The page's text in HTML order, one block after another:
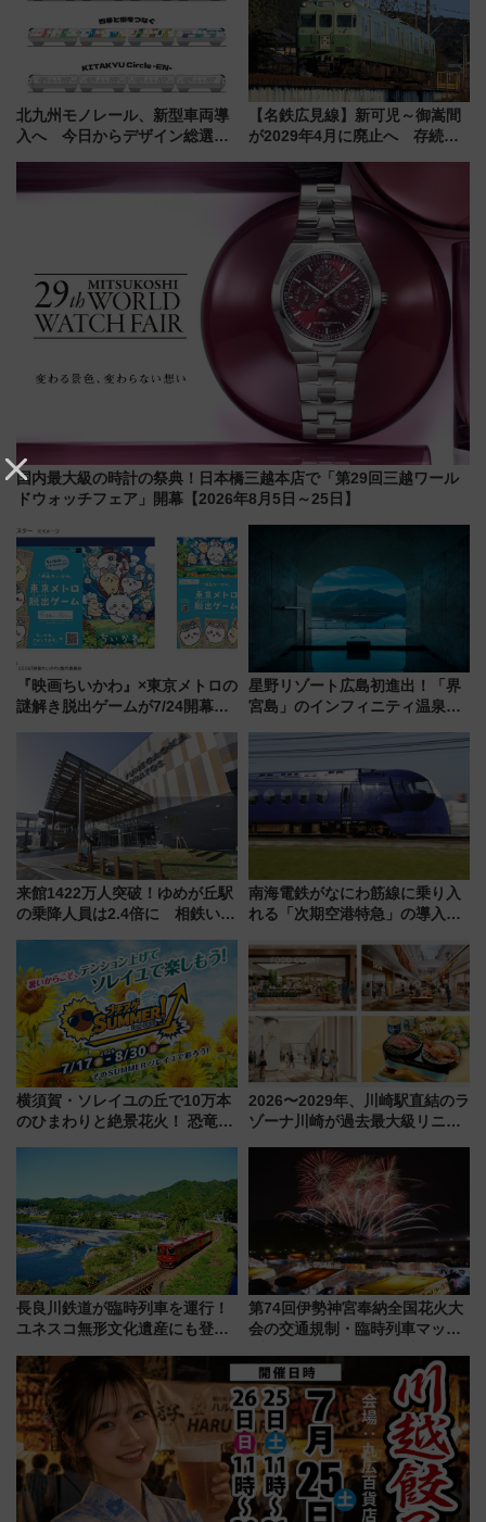
北九州モノレール、新型車両導
入へ 今日からデザイン総選挙
【名鉄広見線】新可児～御嵩間
が2029年4月に廃止へ 存続協
国内最大級の時計の祭典！日本橋三越本店で「第29回三越ワール
ドウォッチフェア」開幕【2026年8月5日～25日】
『映画ちいかわ』×東京メトロの
謎解き脱出ゲームが7/24開幕！
遊び方を解説！（7/10発売開
星野リゾート広島初進出！「界
宮島」のインフィニティ温泉と
宿泊料金・アクセスは？（2026
年7月23日開業）
来館1422万人突破！ゆめが丘駅
の乗降人員は2.4倍に 相鉄いず
年祭にそうにゃん＆DB.スター
マンが登場
南海電鉄がなにわ筋線に乗り入
れる「次期空港特急」の導入を
日本初の鉄道デザイン
横須賀・ソレイユの丘で10万本
のひまわりと絶景花火！ 恐竜や
2026〜2029年、川崎駅直結のラ
ゾーナ川崎が過去最大級リニュ
「いつから何が変わるか」徹底
長良川鉄道が臨時列車を運行！
ユネスコ無形文化遺産にも登録
に 乗車には予約が必要
第74回伊勢神宮奉納全国花火大
会の交通規制・臨時列車マッ
セス